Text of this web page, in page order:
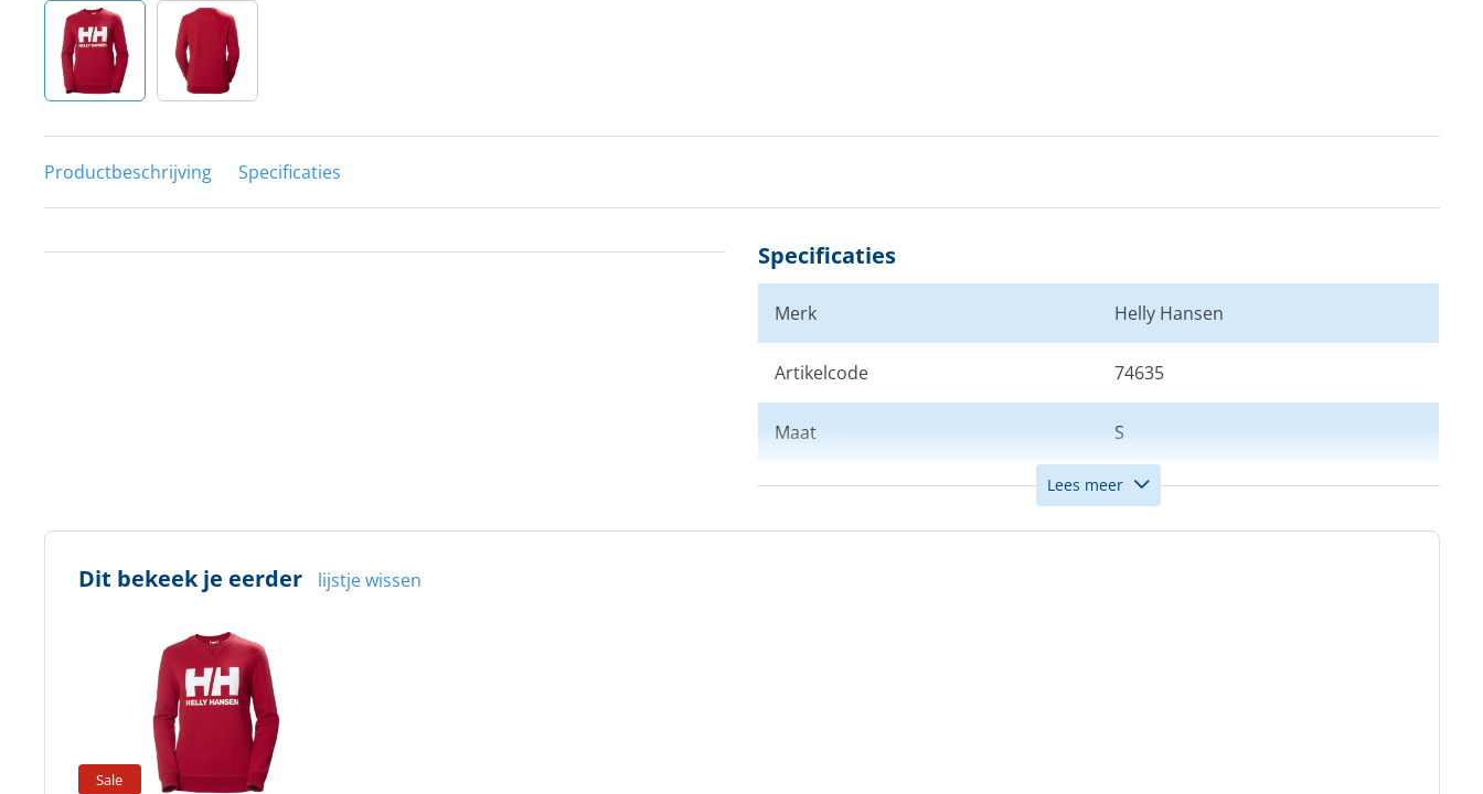
Productbeschrijving Specificaties
Specificaties
Merk Helly Hansen
Artikelcode 74635
Maat S
Kleur Rood
Lees meer
Dit bekeek je eerder lijstje wissen
Sale